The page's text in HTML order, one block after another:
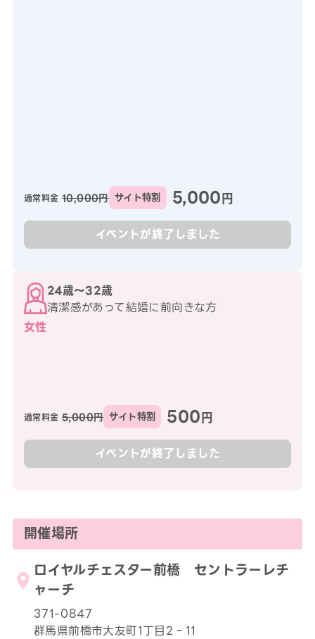
通常料金 10,000円 サイト特割 5,000円
イベントが終了しました
女性
24歳〜32歳
清潔感があって結婚に前向きな方
通常料金 5,000円 サイト特割 500円
イベントが終了しました
開催場所
ロイヤルチェスター前橋 セントラーレチ
ャーチ
371-0847
群馬県前橋市大友町1丁目2‐11